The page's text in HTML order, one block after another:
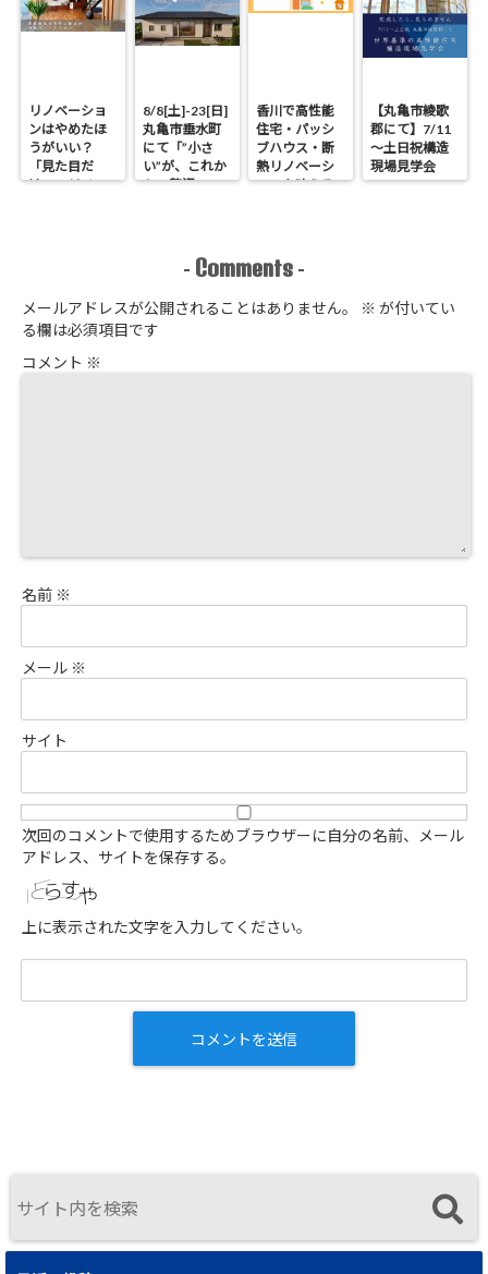
リノベーショ
ンはやめたほ
うがいい？
「見た目だ
け」のリノベ
8/8[土]-23[日]
丸亀市垂水町
にて「”小さ
い”が、これか
らの贅沢。」
香川で高性能
住宅・パッシ
ブハウス・断
熱リノベーシ
ョンを叶える
住まいの選択
【丸亀市綾歌
郡にて】7/11
～土日祝構造
現場見学会
- Comments -
メールアドレスが公開されることはありません。 ※ が付いてい
る欄は必須項目です
コメント ※
名前 ※
メール ※
サイト
次回のコメントで使用するためブラウザーに自分の名前、メール
アドレス、サイトを保存する。
上に表示された文字を入力してください。